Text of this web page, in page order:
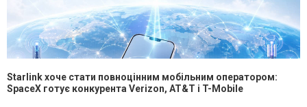
Starlink хоче стати повноцінним мобільним оператором:
SpaceX готує конкурента Verizon, AT&T і T-Mobile